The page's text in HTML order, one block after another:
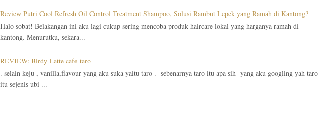
Review Putri Cool Refresh Oil Control Treatment Shampoo, Solusi Rambut Lepek yang Ramah di Kantong?
Halo sobat! Belakangan ini aku lagi cukup sering mencoba produk haircare lokal yang harganya ramah di
kantong. Menurutku, sekara...
REVIEW: Birdy Latte cafe-taro
. selain keju , vanilla,flavour yang aku suka yaitu taro . sebenarnya taro itu apa sih yang aku googling yah taro
itu sejenis ubi ...